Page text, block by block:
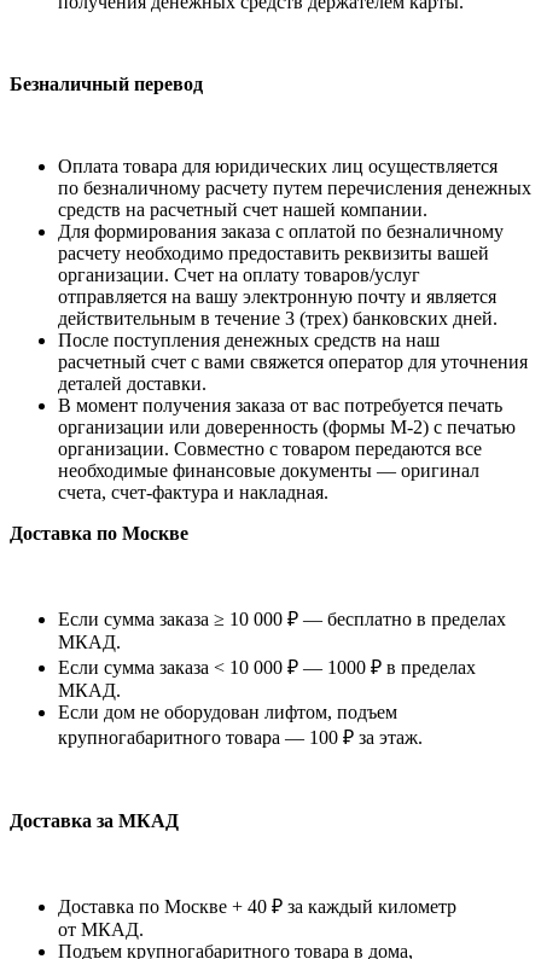
Безналичный перевод
Оплата товара для юридических лиц осуществляется
по безналичному расчету путем перечисления денежных
средств на расчетный счет нашей компании.
Для формирования заказа с оплатой по безналичному
расчету необходимо предоставить реквизиты вашей
организации. Счет на оплату товаров/услуг
отправляется на вашу электронную почту и является
действительным в течение 3 (трех) банковских дней.
После поступления денежных средств на наш
расчетный счет с вами свяжется оператор для уточнения
деталей доставки.
В момент получения заказа от вас потребуется печать
организации или доверенность (формы М-2) с печатью
организации. Совместно с товаром передаются все
необходимые финансовые документы — оригинал
счета, счет-фактура и накладная.
Доставка по Москве
Если сумма заказа ≥ 10 000 ₽ — бесплатно в пределах
МКАД.
Если сумма заказа < 10 000 ₽ — 1000 ₽ в пределах
МКАД.
Если дом не оборудован лифтом, подъем
крупногабаритного товара — 100 ₽ за этаж.
Доставка за МКАД
Доставка по Москве + 40 ₽ за каждый километр
от МКАД.
Подъем крупногабаритного товара в дома,